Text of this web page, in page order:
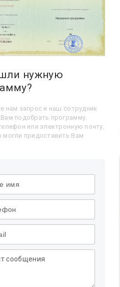
нужную
нам запрос и наш сотрудник
подобрать программу.
или электронную почту,
предоставить Вам